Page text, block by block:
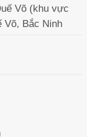
Võ (khu vực
Võ, Bắc Ninh